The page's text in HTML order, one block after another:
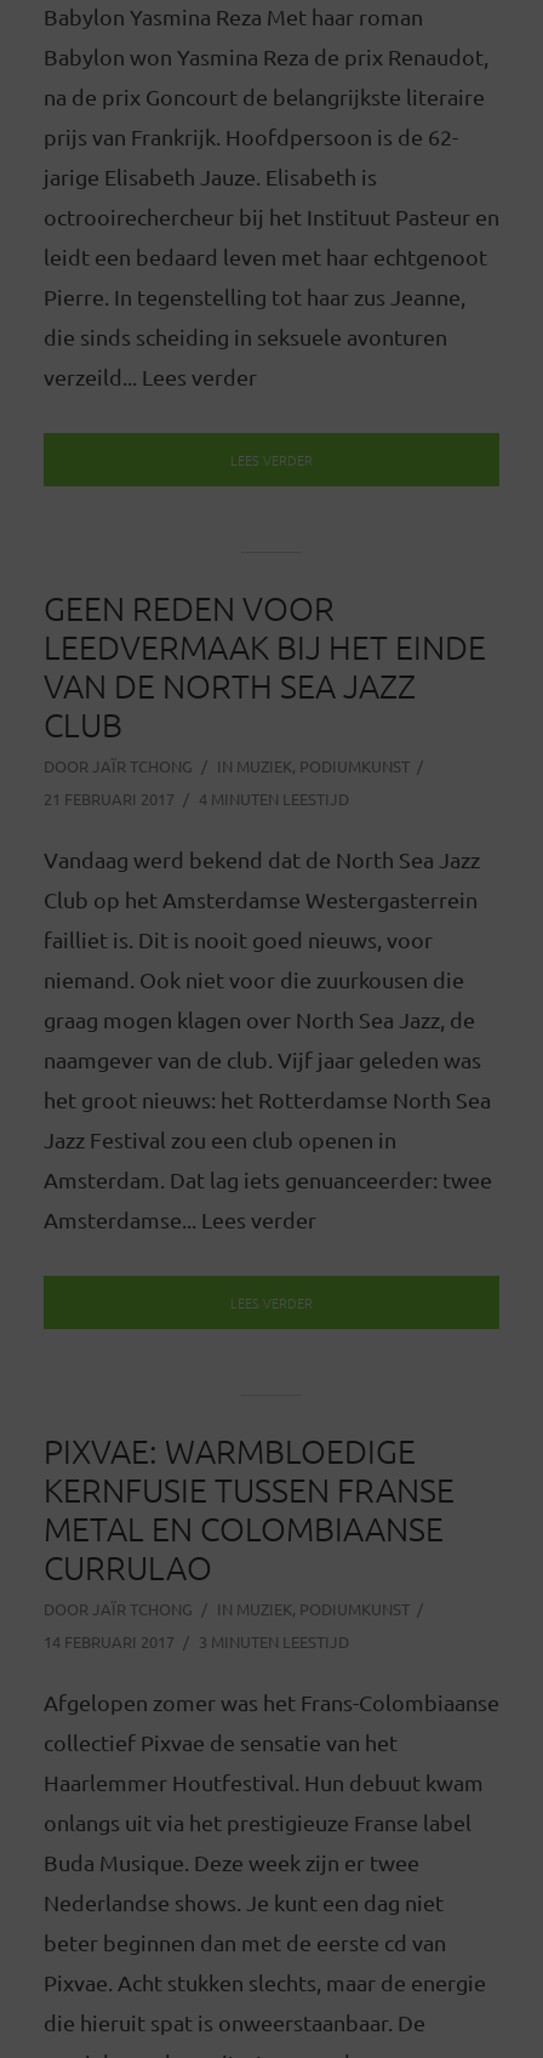
Babylon Yasmina Reza Met haar roman
Babylon won Yasmina Reza de prix Renaudot,
na de prix Goncourt de belangrijkste literaire
prijs van Frankrijk. Hoofdpersoon is de 62-
jarige Elisabeth Jauze. Elisabeth is
octrooirechercheur bij het Instituut Pasteur en
leidt een bedaard leven met haar echtgenoot
Pierre. In tegenstelling tot haar zus Jeanne,
die sinds scheiding in seksuele avonturen
verzeild... Lees verder
LEES VERDER
GEEN REDEN VOOR
LEEDVERMAAK BIJ HET EINDE
VAN DE NORTH SEA JAZZ
CLUB
DOOR JAÏR TCHONG IN MUZIEK, PODIUMKUNST
21 FEBRUARI 2017
4 MINUTEN LEESTIJD
Vandaag werd bekend dat de North Sea Jazz
Club op het Amsterdamse Westergasterrein
failliet is. Dit is nooit goed nieuws, voor
niemand. Ook niet voor die zuurkousen die
graag mogen klagen over North Sea Jazz, de
naamgever van de club. Vijf jaar geleden was
het groot nieuws: het Rotterdamse North Sea
Jazz Festival zou een club openen in
Amsterdam. Dat lag iets genuanceerder: twee
Amsterdamse... Lees verder
LEES VERDER
PIXVAE: WARMBLOEDIGE
KERNFUSIE TUSSEN FRANSE
METAL EN COLOMBIAANSE
CURRULAO
DOOR JAÏR TCHONG IN MUZIEK, PODIUMKUNST
14 FEBRUARI 2017
3 MINUTEN LEESTIJD
Afgelopen zomer was het Frans-Colombiaanse
collectief Pixvae de sensatie van het
Haarlemmer Houtfestival. Hun debuut kwam
onlangs uit via het prestigieuze Franse label
Buda Musique. Deze week zijn er twee
Nederlandse shows. Je kunt een dag niet
beter beginnen dan met de eerste cd van
Pixvae. Acht stukken slechts, maar de energie
die hieruit spat is onweerstaanbaar. De